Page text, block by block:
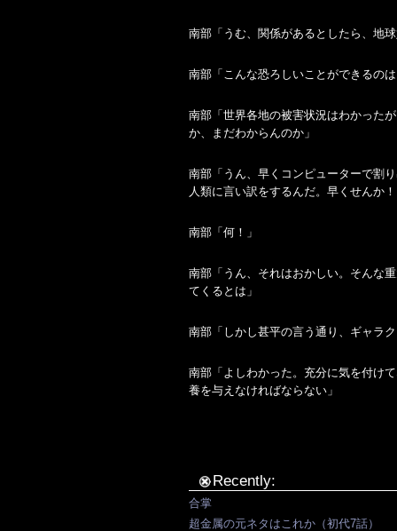
南部「うむ、関係があるとしたら、地
南部「こんな恐ろしいことができるの
南部「世界各地の被害状況はわかった
か、まだわからんのか」
南部「うん、早くコンピューターで割
人類に言い訳をするんだ。早くせんか
南部「何！」
南部「うん、それはおかしい。そんな
てくるとは」
南部「しかし甚平の言う通り、ギャラ
南部「よしわかった。充分に気を付け
養を与えなければならない」
Recently:
合掌
超金属の元ネタはこれか（初代7話）